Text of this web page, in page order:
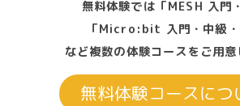
無料体験では「MESH 入門
「Micro:bit 入門・中級・
など複数の体験コースをご用
無料体験コースにつ